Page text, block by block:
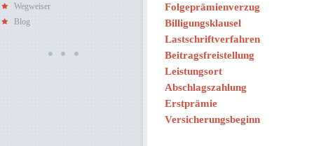
Wegweiser
Blog
Folgeprämienverzug
Billigungsklausel
Lastschriftverfahren
Beitragsfreistellung
Leistungsort
Abschlagszahlung
Erstprämie
Versicherungsbeginn